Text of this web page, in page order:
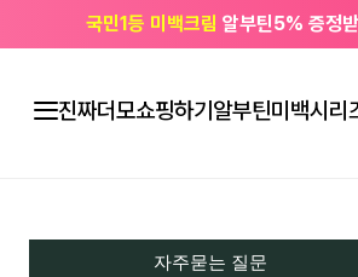
국민1등 미백크림 알부틴5% 증정
진짜더모쇼핑하기 알부틴미백시리
자주묻는 질문